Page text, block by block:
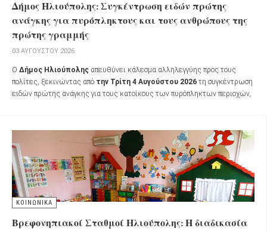
Δήμος Ηλιούπολης: Συγκέντρωση ειδών πρώτης
ανάγκης για πυρόπληκτους και τους ανθρώπους της
πρώτης γραμμής
03 ΑΥΓΟΎΣΤΟΥ 2026
Ο Δήμος Ηλιούπολης απευθύνει κάλεσμα αλληλεγγύης προς τους
πολίτες, ξεκινώντας από την Τρίτη 4 Αυγούστου 2026 τη συγκέντρωση
ειδών πρώτης ανάγκης για τους κατοίκους των πυρόπληκτων περιοχών,
πυρκαγιών.
ΚΟΙΝΩΝΙΚΑ
Βρεφονηπιακοί Σταθμοί Ηλιούπολης: Η διαδικασία